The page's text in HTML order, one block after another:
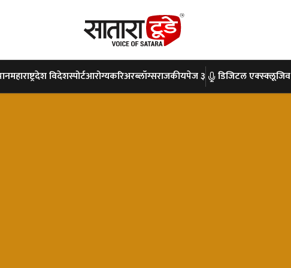
महाराष्ट्रदेश विदेशस्पोर्टआरोग्यकरिअरब्लॉग्सराजकीयपेज ३ डिजिटल एक्स्क्लूजिव